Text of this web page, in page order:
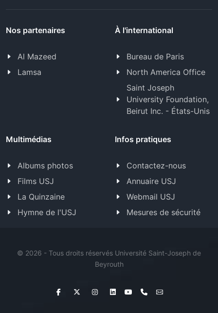
Nos partenaires
Al Mazeed
Lamsa
À l'international
Bureau de Paris
North America Office
Saint Joseph
University Foundation,
Beirut Inc. - États-Unis
Multimédias
Albums photos
Films USJ
La Quinzaine
Hymne de l'USJ
Infos pratiques
Contactez-nous
Annuaire USJ
Webmail USJ
Mesures de sécurité
© 2026 - Tous droits réservés Université Saint-Joseph de
Beyrouth